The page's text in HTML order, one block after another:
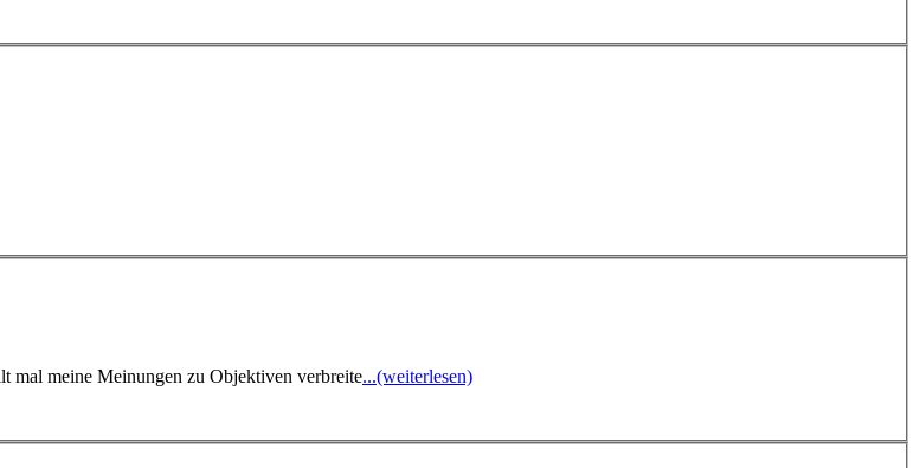
mal meine Meinungen zu Objektiven verbreite...(weiterlesen)